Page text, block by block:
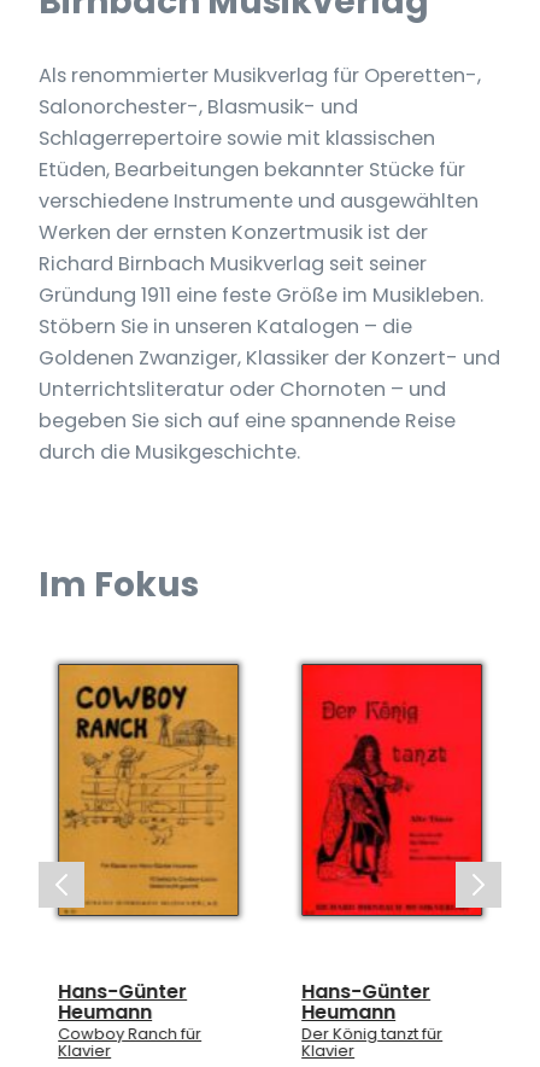
Als renommierter Musikverlag für Operetten-,
Salonorchester-, Blasmusik- und
Schlagerrepertoire sowie mit klassischen
Etüden, Bearbeitungen bekannter Stücke für
verschiedene Instrumente und ausgewählten
Werken der ernsten Konzertmusik ist der
Richard Birnbach Musikverlag seit seiner
Gründung 1911 eine feste Größe im Musikleben.
Stöbern Sie in unseren Katalogen – die
Goldenen Zwanziger, Klassiker der Konzert- und
Unterrichtsliteratur oder Chornoten – und
begeben Sie sich auf eine spannende Reise
durch die Musikgeschichte.
Im Fokus
Hans-Günter
Heumann
Cowboy Ranch für
Klavier
Hans-Günter
Heumann
Der König tanzt für
Klavier